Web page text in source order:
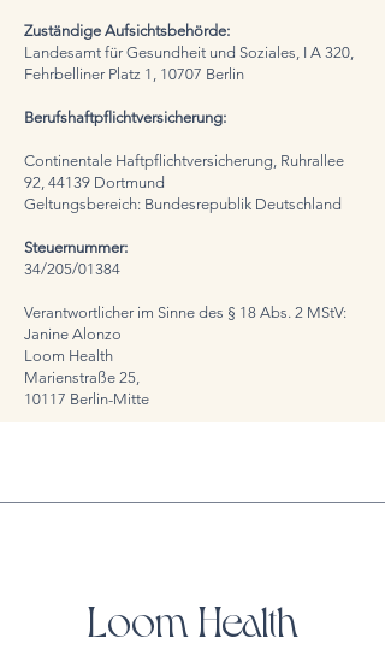
Zuständige Aufsichtsbehörde:
Landesamt für Gesundheit und Soziales, I A 320,
Fehrbelliner Platz 1, 10707 Berlin
Berufshaftpflichtversicherung:
Continentale Haftpflichtversicherung, Ruhrallee
92, 44139 Dortmund
Geltungsbereich: Bundesrepublik Deutschland
Steuernummer:
34/205/01384
Verantwortlicher im Sinne des § 18 Abs. 2 MStV:
Janine Alonzo
Loom Health
Marienstraße 25,
10117 Berlin-Mitte
Loom Health